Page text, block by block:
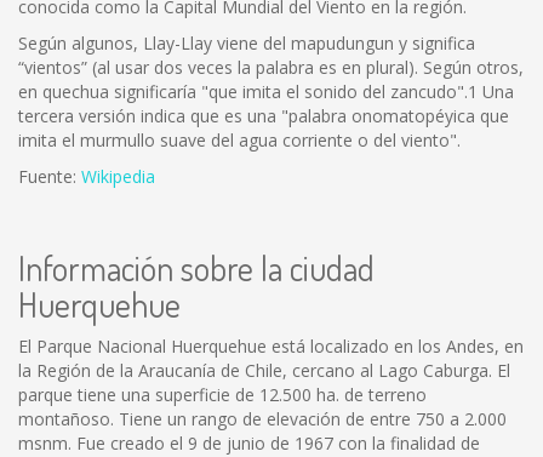
conocida como la Capital Mundial del Viento en la región.
Según algunos, Llay-Llay viene del mapudungun y significa
“vientos” (al usar dos veces la palabra es en plural). Según otros,
en quechua significaría "que imita el sonido del zancudo".1 Una
tercera versión indica que es una "palabra onomatopéyica que
imita el murmullo suave del agua corriente o del viento".
Fuente: Wikipedia
Información sobre la ciudad
Huerquehue
El Parque Nacional Huerquehue está localizado en los Andes, en
la Región de la Araucanía de Chile, cercano al Lago Caburga. El
parque tiene una superficie de 12.500 ha. de terreno
montañoso. Tiene un rango de elevación de entre 750 a 2.000
msnm. Fue creado el 9 de junio de 1967 con la finalidad de